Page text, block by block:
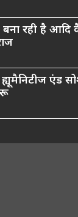
बना रही है
ह्यूमैनिटीज एंड